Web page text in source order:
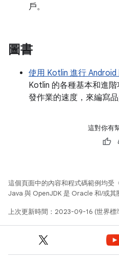
戶。
圖書
使用 Kotlin 進行 Android
Kotlin 的各種基本和進
發作業的速度，來編寫品
這對你有
這個頁面中的內容和程式碼範例均受
Java 與 OpenJDK 是 Oracle 和/或其
上次更新時間：2023-09-16 (世界標